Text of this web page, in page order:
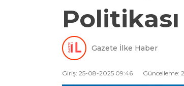
Gazete İlke Haber
Giriş: 25-08-2025 09:46 Güncelleme: